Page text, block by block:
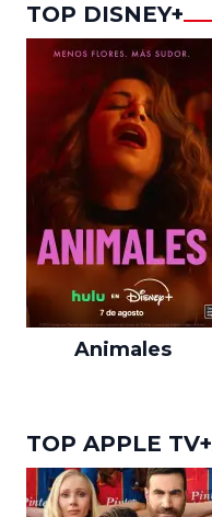
TOP DISNEY+
Animales
TOP APPLE TV+